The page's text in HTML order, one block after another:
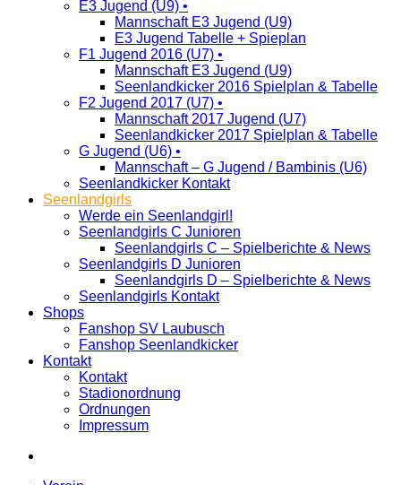
E3 Jugend (U9) •
Mannschaft E3 Jugend (U9)
E3 Jugend Tabelle + Spieplan
F1 Jugend 2016 (U7) •
Mannschaft E3 Jugend (U9)
Seenlandkicker 2016 Spielplan & Tabelle
F2 Jugend 2017 (U7) •
Mannschaft 2017 Jugend (U7)
Seenlandkicker 2017 Spielplan & Tabelle
G Jugend (U6) •
Mannschaft – G Jugend / Bambinis (U6)
Seenlandkicker Kontakt
Seenlandgirls
Werde ein Seenlandgirl!
Seenlandgirls C Junioren
Seenlandgirls C – Spielberichte & News
Seenlandgirls D Junioren
Seenlandgirls D – Spielberichte & News
Seenlandgirls Kontakt
Shops
Fanshop SV Laubusch
Fanshop Seenlandkicker
Kontakt
Kontakt
Stadionordnung
Ordnungen
Impressum